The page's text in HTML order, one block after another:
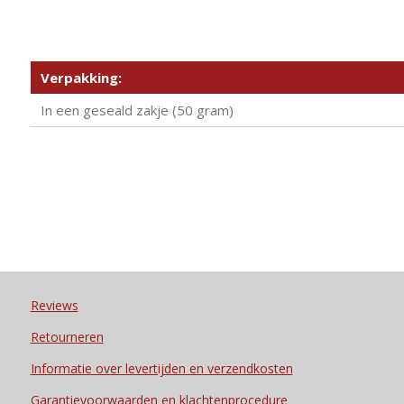
Verpakking:
In een geseald zakje (50 gram)
Reviews
Retourneren
Informatie over levertijden en verzendkosten
Garantievoorwaarden en klachtenprocedure